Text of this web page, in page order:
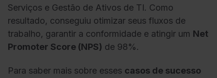
Serviços e Gestão de Ativos de TI. Como
resultado, conseguiu otimizar seus fluxos de
trabalho, garantir a conformidade e atingir um Net
Promoter Score (NPS) de 98%.
Para saber mais sobre esses casos de sucesso